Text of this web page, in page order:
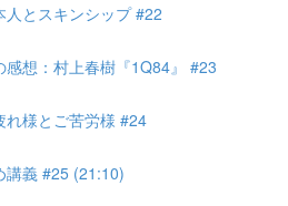
人とスキンシップ #22
感想：村上春樹『1Q84』 #23
れ様とご苦労様 #24
講義 #25 (21:10)